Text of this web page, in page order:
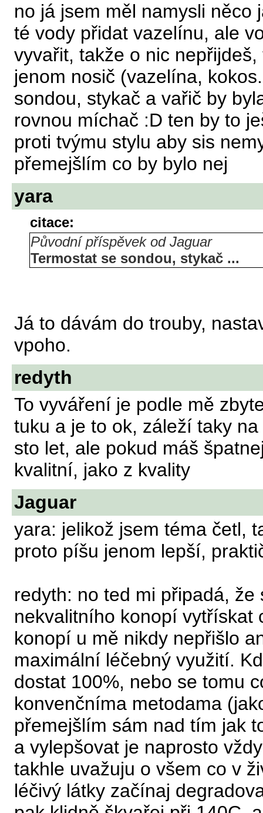
no já jsem měl namysli něco
té vody přidat vazelínu, ale
vyvařit, takže o nic
jenom nosič (vazelína,
sondou, stykač a vařič by
rovnou míchač :D ten by to
proti tvýmu stylu aby sis
přemejšlím co by bylo nej
yara
citace:
Původní příspěvek od Jaguar
Termostat se sondou, stykač ...
Já to dávám do trouby,
vpoho.
redyth
To vyváření je podle mě
tuku a je to ok, záleží taky
sto let, ale pokud máš
kvalitní, jako z kvality
Jaguar
yara: jelikož jsem téma četl,
proto píšu jenom lepší,
redyth: no ted mi připadá,
nekvalitního konopí vytřískat
konopí u mě nikdy nepřišlo
maximální léčebný využití.
dostat 100%, nebo se tomu
konvenčníma metodama
přemejšlím sám nad tím jak
a vylepšovat je naprosto
takhle uvažuju o všem co v
léčivý látky začínaj